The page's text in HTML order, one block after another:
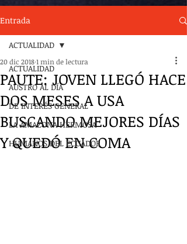
Entrada
ACTUALIDAD
AUSTRO AL DÍA
DE INTERÉS GENERAL
LA AMAZONA HERMOSA
HUMANOS DEL ECUADOR
ACTUALIDAD
PAUTE: JOVEN LLEGÓ HACE
DOS MESES A USA
BUSCANDO MEJORES DÍAS
Y QUEDÓ EN COMA
20 dic 20181 min de lectura